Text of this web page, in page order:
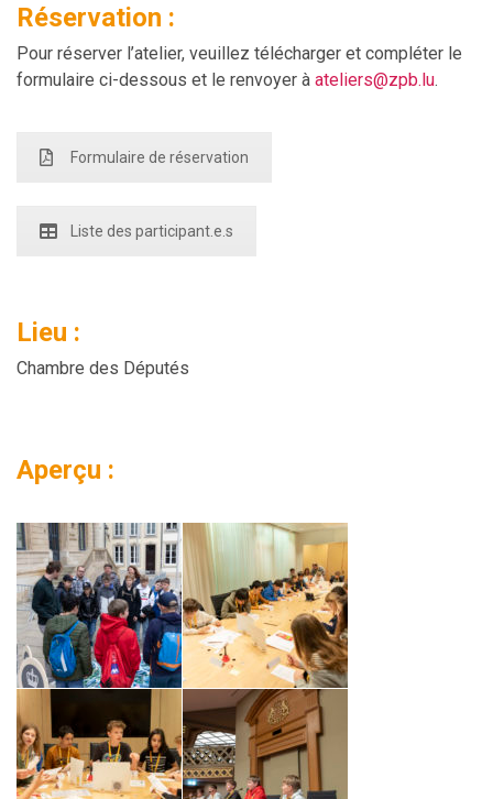
Réservation :
Pour réserver l’atelier, veuillez télécharger et compléter le
formulaire ci-dessous et le renvoyer à ateliers@zpb.lu.
Formulaire de réservation
Liste des participant.e.s
Lieu :
Chambre des Députés
Aperçu :